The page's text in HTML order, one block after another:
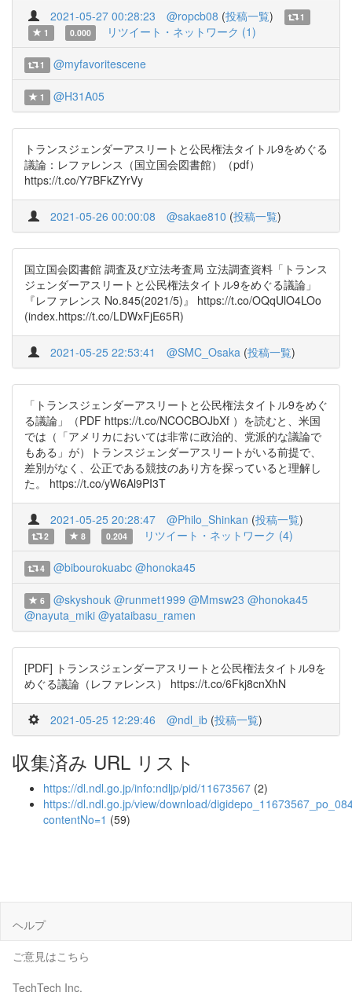
2021-05-27 00:28:23 @ropcb08 (投稿一覧)
1
1
0.000 リツイート・ネットワーク (1)
1 @myfavoritescene
1 @H31A05
トランスジェンダーアスリートと公民権法タイトル9をめぐる
議論：レファレンス（国立国会図書館）（pdf）
https://t.co/Y7BFkZYrVy
2021-05-26 00:00:08 @sakae810 (投稿一覧)
国立国会図書館 調査及び立法考査局 立法調査資料「トランス
ジェンダーアスリートと公民権法タイトル9をめぐる議論」
『レファレンス No.845(2021/5)』 https://t.co/OQqUlO4LOo
(index.https://t.co/LDWxFjE65R)
2021-05-25 22:53:41 @SMC_Osaka (投稿一覧)
「トランスジェンダーアスリートと公民権法タイトル9をめぐ
る議論」（PDF https://t.co/NCOCBOJbXf ）を読むと、米国
では（「アメリカにおいては非常に政治的、党派的な議論で
もある」が）トランスジェンダーアスリートがいる前提で、
差別がなく、公正である競技のあり方を探っていると理解し
た。 https://t.co/yW6Al9PI3T
2021-05-25 20:28:47 @Philo_Shinkan (投稿一覧)
2 8 0.204 リツイート・ネットワーク (4)
4 @bibourokuabc @honoka45
6 @skyshouk @runmet1999 @Mmsw23 @honoka45
@nayuta_miki @yataibasu_ramen
[PDF] トランスジェンダーアスリートと公民権法タイトル9を
めぐる議論（レファレンス） https://t.co/6Fkj8cnXhN
2021-05-25 12:29:46 @ndl_ib (投稿一覧)
収集済み URL リスト
https://dl.ndl.go.jp/info:ndljp/pid/11673567 (2)
https://dl.ndl.go.jp/view/download/
contentNo=1 (59)
ヘルプ
ご意見はこちら
TechTech Inc.